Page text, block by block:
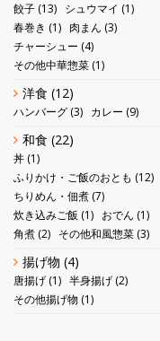
餃子 (13) シュウマイ (1)
春巻き (1) 肉まん (3)
チャーシュー (4)
その他中華惣菜 (1)
洋食 (12)
ハンバーグ (3) カレー (9)
和食 (22)
丼 (1)
ふりかけ・ご飯のおとも (12)
ちりめん・佃煮 (7)
炊き込みご飯 (1) おでん (1)
角煮 (2) その他和風惣菜 (3)
揚げ物 (4)
唐揚げ (1) 半身揚げ (2)
その他揚げ物 (1)